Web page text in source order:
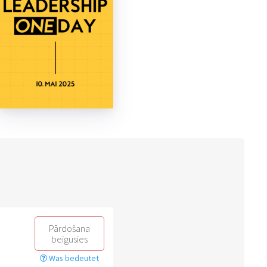
Pārdošana
beigusies
Was bedeutet